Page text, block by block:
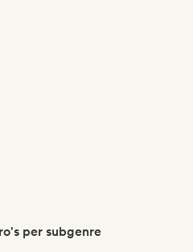
per subgenre